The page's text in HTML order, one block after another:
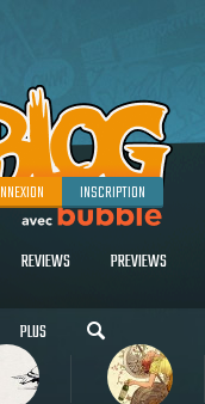
INSCRIPTION
REVIEWS PREVIEWS
PLUS